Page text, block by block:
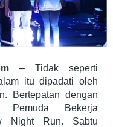
– Tidak seperti
itu dipadati oleh
Bertepatan dengan
Pemuda Bekerja
Night Run. Sabtu